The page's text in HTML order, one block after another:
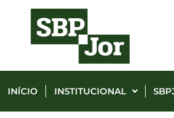
INÍCIO INSTITUCIONAL